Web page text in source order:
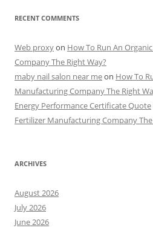
RECENT COMMENTS
Web proxyon How To Run An
Company The Right Way?
maby nail salon near meon How To
Manufacturing Company The Right
Energy Performance Certificate Quote
Fertilizer Manufacturing Company The
ARCHIVES
August 2026
July 2026
June 2026